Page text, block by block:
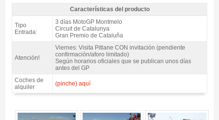
Entrada motogp Tribuna F, moto GP Catalunya 2027 - Características del
producto
Características del producto
Tipo
Entrada:
3 días MotoGP Montmelo
Circuit de Catalunya
Gran Premio de Cataluña
Atención!
Viernes: Visita Pitlane CON invitación (pendiente
confirmación/aforo limitado)
Según horarios oficiales que se publican unos días
antes del GP
Coches de
alquiler
(pinche) aquí